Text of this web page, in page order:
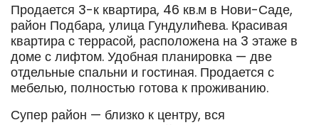
Продается 3-к квартира, 46 кв.м в Нови-Саде,
район Подбара, улица Гундулићева. Красивая
квартира с террасой, расположена на 3 этаже в
доме с лифтом. Удобная планировка — две
отдельные спальни и гостиная. Продается с
мебелью, полностью готова к проживанию.
Супер район — близко к центру, вся